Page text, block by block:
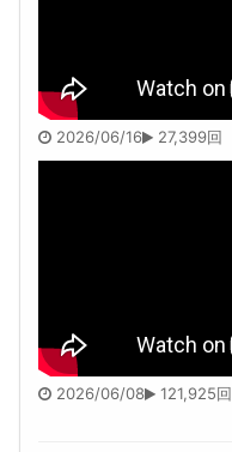
2026/06/16 27,399回
2026/06/08 121,925回